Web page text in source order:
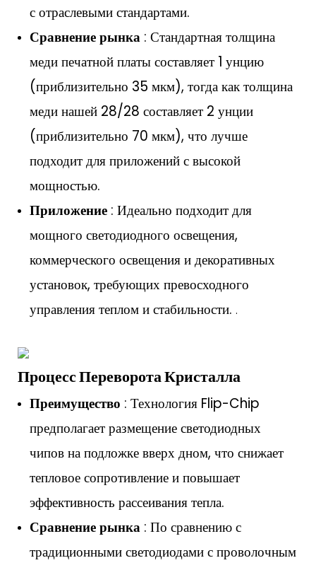
с отраслевыми стандартами.
Сравнение рынка : Стандартная толщина
меди печатной платы составляет 1 унцию
(приблизительно 35 мкм), тогда как толщина
меди нашей 28/28 составляет 2 унции
(приблизительно 70 мкм), что лучше
подходит для приложений с высокой
мощностью.
Приложение : Идеально подходит для
мощного светодиодного освещения,
коммерческого освещения и декоративных
установок, требующих превосходного
управления теплом и стабильности. .
Процесс Переворота Кристалла
Преимущество : Технология Flip-Chip
предполагает размещение светодиодных
чипов на подложке вверх дном, что снижает
тепловое сопротивление и повышает
эффективность рассеивания тепла.
Сравнение рынка : По сравнению с
традиционными светодиодами с проволочным